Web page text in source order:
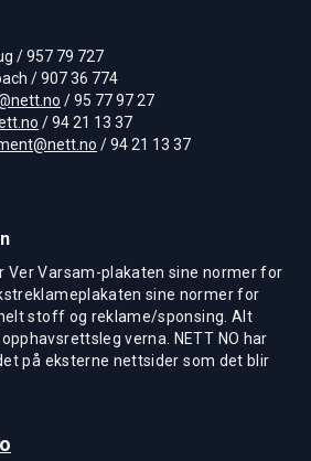
/ 957 79 727
/ 907 36 774
/ 95 77 97 27
/ 94 21 13 37
/ 94 21 13 37
Ver Varsam-plakaten sine normer for
sine normer for
stoff og reklame/sponsing. Alt
verna. NETT NO har
på eksterne nettsider som det blir